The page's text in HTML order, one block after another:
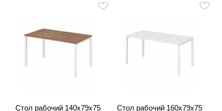
Стол рабочий 140x79x75 Стол рабочий 160x79x75